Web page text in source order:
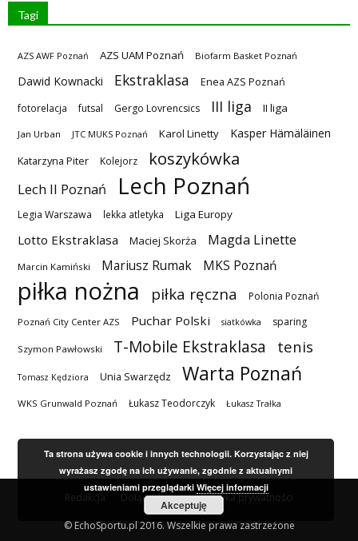
Tagi
AZS AWF Poznań AZS UAM Poznań Biofarm Basket Poznań
Dawid Kownacki Ekstraklasa Enea AZS Poznań
fotorelacja futsal Gergo Lovrencsics III liga II liga
Jan Urban JTC MUKS Poznań Karol Linetty Kasper Hämäläinen
Katarzyna Piter Kolejorz koszykówka
Lech II Poznań Lech Poznań
Legia Warszawa lekka atletyka Liga Europy
Lotto Ekstraklasa Maciej Skorża Magda Linette
Marcin Kamiński Mariusz Rumak MKS Poznań
piłka nożna piłka ręczna Polonia Poznań
Poznań City Center AZS Puchar Polski siatkówka sparing
Szymon Pawłowski T-Mobile Ekstraklasa tenis
Tomasz Kędziora Unia Swarzędz Warta Poznań
WKS Grunwald Poznań Łukasz Teodorczyk Łukasz Trałka
Redakcja Dołącz do nas Polityka prywatności
© EchoSportu.pl 2016. Wszelkie prawa zastrzeżone
Ta strona używa cookie i innych technologii. Korzystając z niej
wyrażasz zgodę na ich używanie, zgodnie z aktualnymi
ustawieniami przeglądarki Więcej informacji
Akceptuję